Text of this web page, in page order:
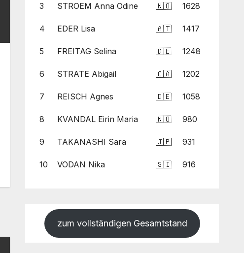
3 STROEM Anna Odine 🇳🇴 1628
4 EDER Lisa 🇦🇹 1417
5 FREITAG Selina 🇩🇪 1248
6 STRATE Abigail 🇨🇦 1202
7 REISCH Agnes 🇩🇪 1058
8 KVANDAL Eirin Maria 🇳🇴 980
9 TAKANASHI Sara 🇯🇵 931
10 VODAN Nika 🇸🇮 916
zum vollständigen Gesamtstand